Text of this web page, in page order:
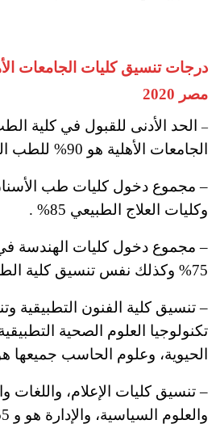
درجات تنسيق كليات الجامعات
مصر 2020
– الحد الأدنى للقبول في كلية
الجامعات الأهلية هو 90% للطب البشرى بدلا من 95 %.
– مجموع دخول كليات طب
وكليات العلاج الطبيعي 85% .
– مجموع دخول كليات الهندسة في
75% وكذلك نفس تنسيق كلية الطب البيطري.
– تنسيق كلية الفنون التطبيقية
تكنولوجيا العلوم الصحية
الحيوية، وعلوم الحاسب جميعها هو و65
– تنسيق كليات الإعلام، واللغات